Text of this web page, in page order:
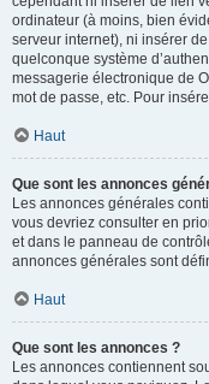
ordinateur (à moins, bien
serveur internet), ni insérer
quelconque système
messagerie électronique de
mot de passe, etc. Pour
Haut
Que sont les annonces
Les annonces générales
vous devriez consulter en
et dans le panneau de
annonces générales sont
Haut
Que sont les annonces ?
Les annonces contiennent